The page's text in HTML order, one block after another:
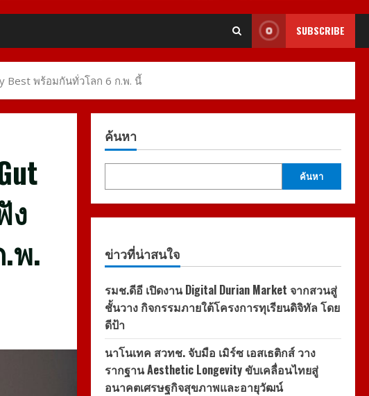
SUBSCRIBE
Best พร้อมกันทั่วโลก 6 ก.พ. นี้
ง
พ.
ค้นหา
ค้นหา
ข่าวที่น่าสนใจ
รมช.ดีอี เปิดงาน Digital Durian Market จากสวนสู่
ชั้นวาง กิจกรรมภายใต้โครงการทุเรียนดิจิทัล โดย
ดีป้า
นาโนเทค สวทช. จับมือ เมิร์ซ เอสเธติกส์ วาง
รากฐาน Aesthetic Longevity ขับเคลื่อนไทยสู่
อนาคตเศรษฐกิจสุขภาพและอายุวัฒน์